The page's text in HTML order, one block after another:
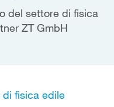
del settore di fisica
ZT GmbH
fisica edile